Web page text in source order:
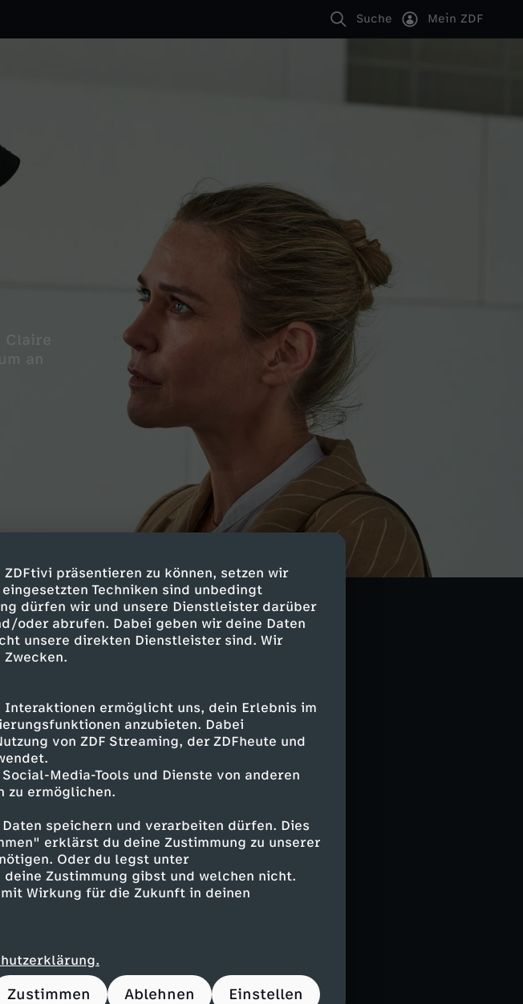
präsentieren zu können, setzen wir
Techniken sind unbedingt
dürfen wir und unsere Dienstleister darüber
oder abrufen. Dabei geben wir deine Daten
unsere direkten Dienstleister sind. Wir
ermöglicht uns, dein Erlebnis im
anzubieten. Dabei
von ZDF Streaming, der ZDFheute und
Media-Tools und Dienste von anderen
zu ermöglichen.
speichern und verarbeiten dürfen. Dies
erklärst du deine Zustimmung zu unserer
Oder du legst unter
Zustimmung gibst und welchen nicht.
Wirkung für die Zukunft in deinen
Zustimmen Ablehnen Einstellen
Suche Mein ZDF
Claire
an
Olivier Pouponneau